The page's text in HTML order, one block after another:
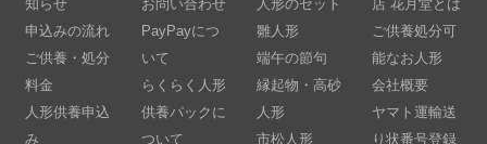
知らせ
申込みの流れ
ご供養・処分
料金
人形供養申込
み
お問い合わせ
PayPayにつ
いて
らくらく人形
供養パックに
ついて
人形のセット
雛人形
端午の節句
縁起物・高砂
人形
市松人形
店 花月堂とは
ご供養処分可
能なお人形
会社概要
ヤマト運輸送
り状番号登録